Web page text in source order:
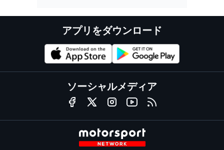
アプリをダウンロード
ソーシャルメディア